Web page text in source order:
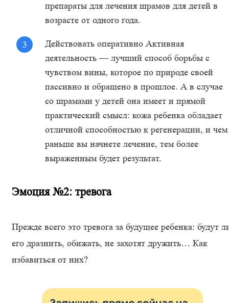
препараты для лечения шрамов для детей в
возрасте от одного года.
Действовать оперативно Активная
деятельность — лучший способ борьбы с
чувством вины, которое по природе своей
пассивно и обращено в прошлое. А в случае
со шрамами у детей она имеет и прямой
практический смысл: кожа ребенка обладает
отличной способностью к регенерации, и чем
раньше вы начнете лечение, тем более
выраженным будет результат.
Эмоция №2: тревога
Прежде всего это тревога за будущее ребенка: будут
его дразнить, обижать, не захотят дружить… Как
избавиться от них?